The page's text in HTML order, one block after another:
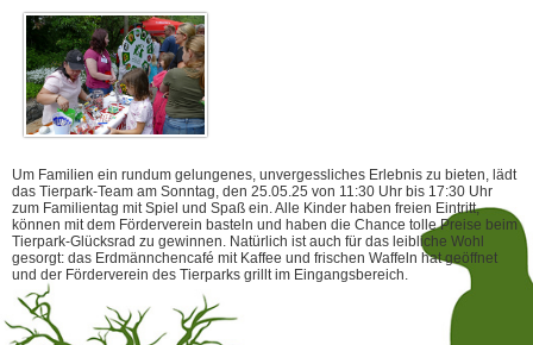
Um Familien ein rundum gelungenes, unvergessliches Erlebnis zu bieten, lädt
das Tierpark-Team am Sonntag, den 25.05.25 von 11:30 Uhr bis 17:30 Uhr
zum Familientag mit Spiel und Spaß ein. Alle Kinder haben freien Eintritt,
können mit dem Förderverein basteln und haben die Chance tolle Preise beim
Tierpark-Glücksrad zu gewinnen. Natürlich ist auch für das leibliche Wohl
gesorgt: das Erdmännchencafé mit Kaffee und frischen Waffeln hat geöffnet
und der Förderverein des Tierparks grillt im Eingangsbereich.